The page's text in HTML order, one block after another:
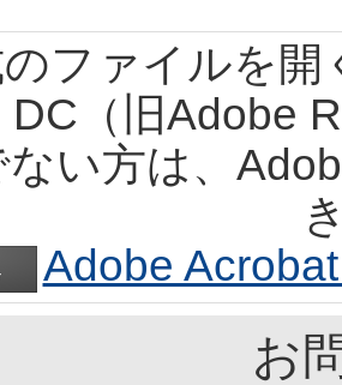
ファイルを
DC（旧Adobe
ない方は、
Adobe
お